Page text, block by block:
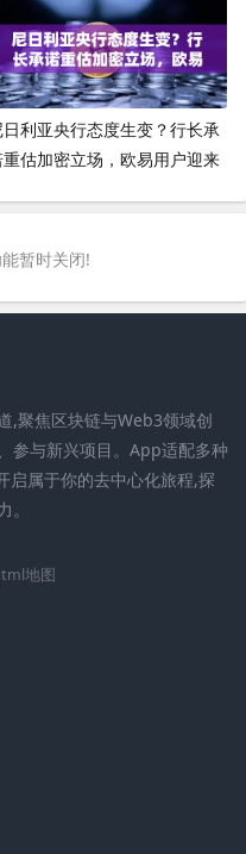
日利亚央行态度生变？行长承
估加密立场，欧易用户迎来
暂时关闭!
,聚焦区块链与Web3领域创
参与新兴项目。App适配多种
启属于你的去中心化旅程,探
地图